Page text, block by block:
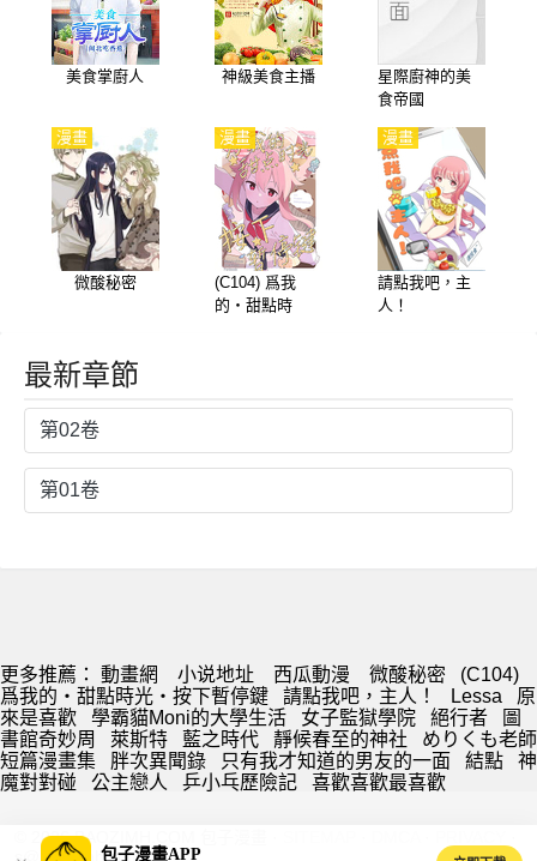
美食掌廚人 神級美食主播
星際廚神的美
食帝國
微酸秘密
漫畫
(C104) 爲我
的・甜點時
漫畫
請點我吧，主
人！
漫畫
最新章節
第02卷
第01卷
更多推薦： 動畫網 小说地址 西瓜動漫 微酸秘密
(C104)
爲我的・甜點時光・按下暫停鍵
請點我吧，主人！ Lessa
原
來是喜歡
學霸貓Moni的大學生活 女子監獄學院 絕行者
圖
書館奇妙周
萊斯特 藍之時代 靜候春至的神社
めりくも老師
短篇漫畫集
胖次異聞錄 只有我才知道的男友的一面 結點
神
魔對對碰
公主戀人 乒小乓歷險記 喜歡喜歡最喜歡
包子漫畫APP
© 2026 BAOZIMH.COM 包子漫畫 ·
s@baozimh.com